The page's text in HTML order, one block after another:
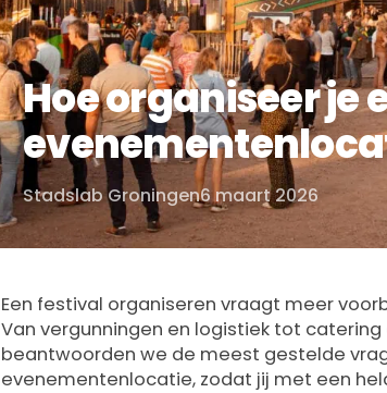
Hoe organiseer je
Door
Stadslab Groningen6 maart 2026
Een festival organiseren vraagt meer
Van vergunningen en logistiek tot
beantwoorden we de meest gestelde
evenementenlocatie, zodat jij met een